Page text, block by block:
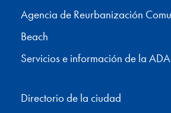
Agencia de Reurbanización
Beach
Servicios e información de la ADA
Directorio de la ciudad